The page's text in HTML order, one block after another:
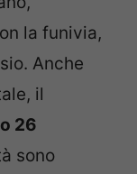
la funivia,
Anche
il
26
sono